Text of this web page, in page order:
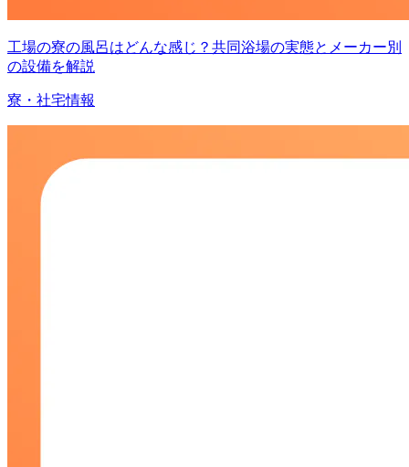
工場の寮の風呂はどんな感じ？共同浴場の実態とメーカー別
の設備を解説
寮・社宅情報